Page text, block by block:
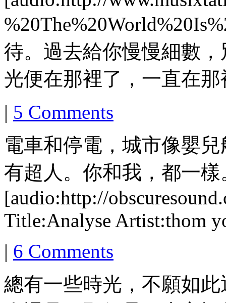
待。過去給你慢慢細數
光便在那裡了，一直在那
| 5 Comments
電車和停電，城市像嬰
有超人。你和我，都一
[audio:http://
Title:Analyse Artist:thom
| 6 Comments
總有一些時光，不願如